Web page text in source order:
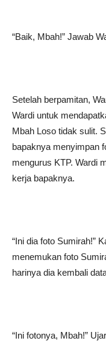
“Baik, Mbah!” Jawab
Setelah berpamitan,
Wardi untuk
Mbah Loso tidak sulit.
bapaknya menyimpan
mengurus KTP. Wardi
kerja bapaknya.
“Ini dia foto Sumirah!”
menemukan foto
harinya dia kembali
“Ini fotonya, Mbah!”